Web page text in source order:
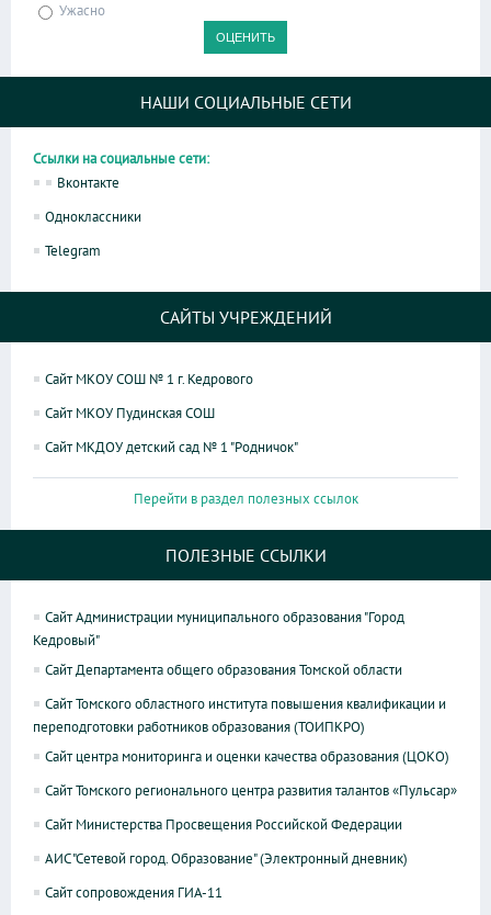
Ужасно
НАШИ СОЦИАЛЬНЫЕ СЕТИ
Ссылки на социальные сети:
Вконтакте
Одноклассники
Telegram
САЙТЫ УЧРЕЖДЕНИЙ
Сайт МКОУ СОШ № 1 г. Кедрового
Сайт МКОУ Пудинская СОШ
Сайт МКДОУ детский сад № 1 "Родничок"
Перейти в раздел полезных ссылок
ПОЛЕЗНЫЕ ССЫЛКИ
Сайт Администрации муниципального образования "Город
Кедровый"
Сайт Департамента общего образования Томской области
Сайт Томского областного института повышения квалификации и
переподготовки работников образования (ТОИПКРО)
Сайт центра мониторинга и оценки качества образования (ЦОКО)
Сайт Томского регионального центра развития талантов «Пульсар»
Сайт Министерства Просвещения Российской Федерации
АИС "Сетевой город. Образование" (Электронный дневник)
Сайт сопровождения ГИА-11